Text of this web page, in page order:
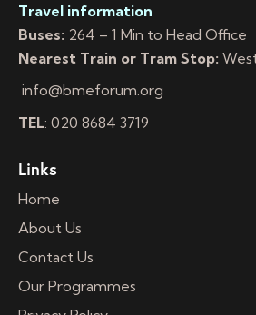
Travel information
Buses: 264 – 1 Min to Head Office
Nearest Train or Tram Stop:
info@bmeforum.org
TEL: 020 8684 3719
Links
Home
About Us
Contact Us
Our Programmes